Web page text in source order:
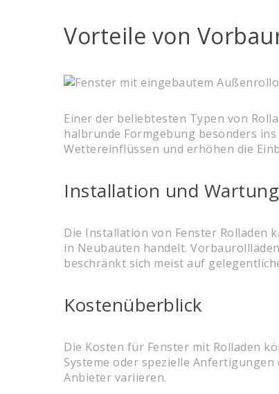
Vorteile von
Einer der beliebtesten Typen von
halbrunde Formgebung besonders
Wettereinflüssen und erhöhen die
Installation und Wartung
Die Installation von Fenster Rolladen
in Neubauten handelt.
beschränkt sich meist auf
Kostenüberblick
Die Kosten für Fenster mit Rolladen
Systeme oder spezielle
Anbieter variieren.